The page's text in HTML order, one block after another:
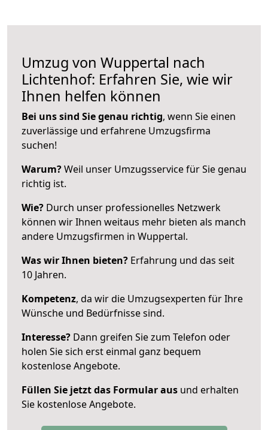
Umzug von Wuppertal nach
Lichtenhof: Erfahren Sie, wie wir
Ihnen helfen können
Bei uns sind Sie genau richtig, wenn Sie einen
zuverlässige und erfahrene Umzugsfirma
suchen!
Warum?Weil unser Umzugsservice für Sie genau
richtig ist.
Wie? Durch unser professionelles Netzwerk
können wir Ihnen weitaus mehr bieten als manch
andere Umzugsfirmen in Wuppertal.
Was wir Ihnen bieten? Erfahrung und das seit
10 Jahren.
Kompetenz, da wir die Umzugsexperten für Ihre
Wünsche und Bedürfnisse sind.
Interesse? Dann greifen Sie zum Telefon oder
holen Sie sich erst einmal ganz bequem
kostenlose Angebote.
Füllen Sie jetzt das Formular aus und erhalten
Sie kostenlose Angebote.